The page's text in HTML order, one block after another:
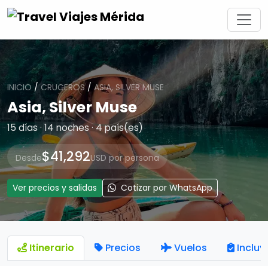
INICIO /CRUCEROS/ ASIA, SILVER MUSE
Asia, Silver Muse
15 días · 14 noches · 4 país(es)
Desde$41,292USD por persona
Ver precios y salidas Cotizar por WhatsApp
Itinerario Precios Vuelos